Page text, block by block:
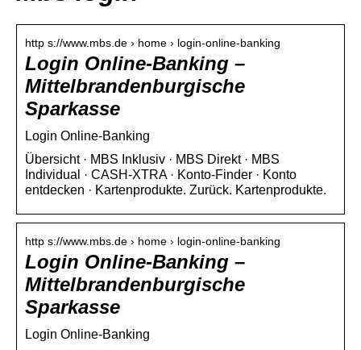
http s://www.mbs.de › home › login-online-banking
Login Online-Banking –
Mittelbrandenburgische
Sparkasse
Login Online-Banking
Übersicht · MBS Inklusiv · MBS Direkt · MBS
Individual · CASH-XTRA · Konto-Finder · Konto
entdecken · Kartenprodukte. Zurück. Kartenprodukte.
http s://www.mbs.de › home › login-online-banking
Login Online-Banking –
Mittelbrandenburgische
Sparkasse
Login Online-Banking